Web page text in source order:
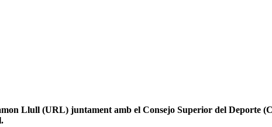
Llull (URL) juntament amb el Consejo Superior del Deporte